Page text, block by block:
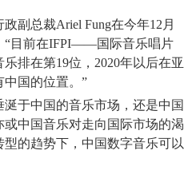
副总裁Ariel Fung在今年12月
“目前在IFPI——国际音乐唱片
排在第19位，2020年以后在亚
国的位置。”
于中国的音乐市场，还是中国
中国音乐对走向国际市场的渴
的趋势下，中国数字音乐可以